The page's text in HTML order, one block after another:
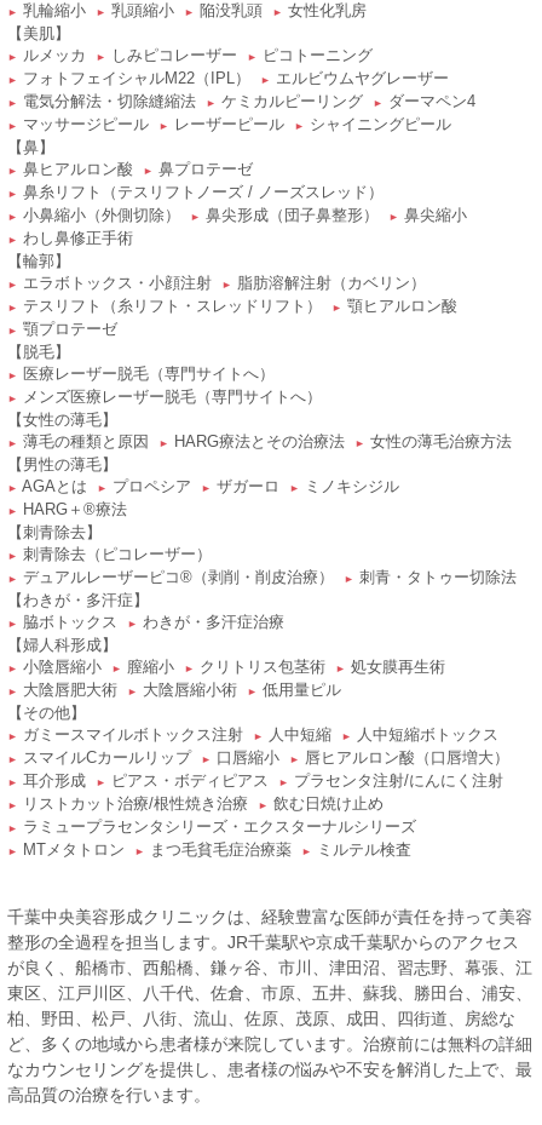
► 乳輪縮小 ► 乳頭縮小 ► 陥没乳頭 ► 女性化乳房
【美肌】
► ルメッカ ► しみピコレーザー ► ピコトーニング
► フォトフェイシャルM22（IPL） ► エルビウムヤグレーザー
► 電気分解法・切除縫縮法 ► ケミカルピーリング ► ダーマペン4
► マッサージピール ► レーザーピール ►
シャイニングピール
【鼻】
► 鼻ヒアルロン酸 ► 鼻プロテーゼ
► 鼻糸リフト（テスリフトノーズ / ノーズスレッド）
► 小鼻縮小（外側切除） ► 鼻尖形成（団子鼻整形） ► 鼻尖縮小
►
わし鼻修正手術
【輪郭】
► エラボトックス・小顔注射 ► 脂肪溶解注射（カベリン）
► テスリフト（糸リフト・スレッドリフト） ► 顎ヒアルロン酸
► 顎プロテーゼ
【脱毛】
► 医療レーザー脱毛（専門サイトへ）
►
メンズ医療レーザー脱毛（専門サイトへ）
【女性の薄毛】
► 薄毛の種類と原因 ► HARG療法とその治療法 ► 女性の薄毛治療方法
【男性の薄毛】
► AGAとは ► プロペシア ► ザガーロ ► ミノキシジル
►
HARG＋®療法
【刺青除去】
► 刺青除去（ピコレーザー）
► デュアルレーザーピコ®（剥削・削皮治療） ► 刺青・タトゥー切除法
【わきが・多汗症】
► 脇ボトックス ►
わきが・多汗症治療
【婦人科形成】
► 小陰唇縮小 ► 膣縮小 ► クリトリス包茎術 ► 処女膜再生術
► 大陰唇肥大術 ► 大陰唇縮小術 ► 低用量ピル
【その他】
► ガミースマイルボトックス注射 ► 人中短縮 ► 人中短縮ボトックス
► スマイルCカールリップ ► 口唇縮小 ► 唇ヒアルロン酸（口唇増大）
► 耳介形成 ► ピアス・ボディピアス ► プラセンタ注射/にんにく注射
► リストカット治療/根性焼き治療 ► 飲む日焼け止め
► ラミュープラセンタシリーズ・エクスターナルシリーズ
► MTメタトロン ► まつ毛貧毛症治療薬 ► ミルテル検査
千葉中央美容形成クリニックは、経験豊富な医師が責任を持って美容
整形の全過程を担当します。JR千葉駅や京成千葉駅からのアクセス
が良く、船橋市、西船橋、鎌ヶ谷、市川、津田沼、習志野、幕張、江
東区、江戸川区、八千代、佐倉、市原、五井、蘇我、勝田台、浦安、
柏、野田、松戸、八街、流山、佐原、茂原、成田、四街道、房総な
ど、多くの地域から患者様が来院しています。治療前には無料の詳細
なカウンセリングを提供し、患者様の悩みや不安を解消した上で、最
高品質の治療を行います。